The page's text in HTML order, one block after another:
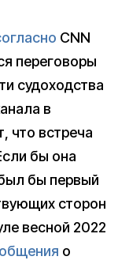
CNN
переговоры
судоходства
в
что встреча
бы она
бы первый
сторон
весной 2022
о